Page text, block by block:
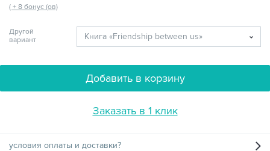
( + 8 бонус (ов)
Другой
вариант
Добавить в корзину
Заказать в 1 клик
условия оплаты и доставки?